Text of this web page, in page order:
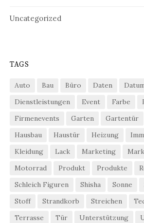
Uncategorized
TAGS
Auto Bau Büro Daten
Dienstleistungen
Event Farbe
Firmenevents
Garten Gartentür
Hausbau
Haustür Heizung
Kleidung
Lack Marketing
Motorrad
Produkt Produkte
Schleich Figuren
Shisha Sonne
Stoff
Strandkorb Streichen
Terrasse
Tür Unterstützung